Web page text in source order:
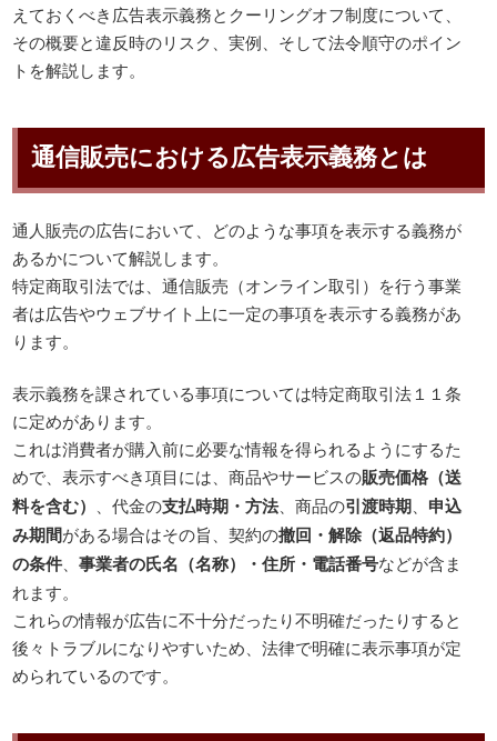
えておくべき広告表示義務とクーリングオフ制度について、
その概要と違反時のリスク、実例、そして法令順守のポイン
トを解説します。
通信販売における広告表示義務とは
通人販売の広告において、どのような事項を表示する義務が
あるかについて解説します。
特定商取引法では、通信販売（オンライン取引）を行う事業
者は広告やウェブサイト上に一定の事項を表示する義務があ
ります。
表示義務を課されている事項については特定商取引法１１条
に定めがあります。
これは消費者が購入前に必要な情報を得られるようにするた
めで、表示すべき項目には、商品やサービスの販売価格（送
料を含む）
、代金の支払時期・方法、商品の引渡時期
申込
み期間がある場合はその旨、契約の撤回・解除（返品特約）
の条件 、事業者の氏名（名称）・住所・電話番号などが含ま
れます。
これらの情報が広告に不十分だったり不明確だったりすると
後々トラブルになりやすいため、法律で明確に表示事項が定
められているのです。